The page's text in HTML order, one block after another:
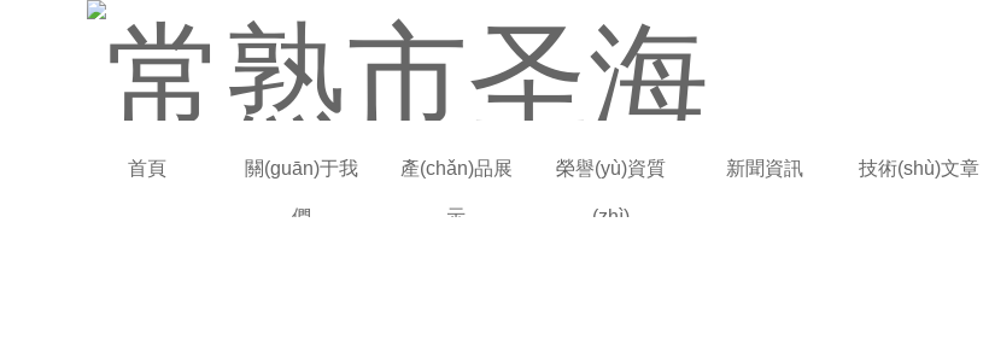
首頁 關(guān)于我
們
產(chǎn)品展
示
榮譽(yù)資質
(zhì)
新聞資訊 技術(shù)文章